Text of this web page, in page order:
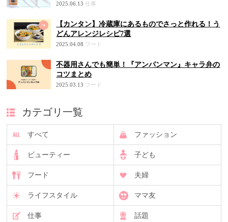
2025.06.13 仕事
【カンタン】冷蔵庫にあるものでさっと作れる！う
どんアレンジレシピ7選
2025.04.08 フード
不器用さんでも簡単！『アンパンマン』キャラ弁の
コツまとめ
2025.03.13 フード
カテゴリ一覧
すべて ファッション
ビューティー 子ども
フード 夫婦
ライフスタイル ママ友
仕事 話題